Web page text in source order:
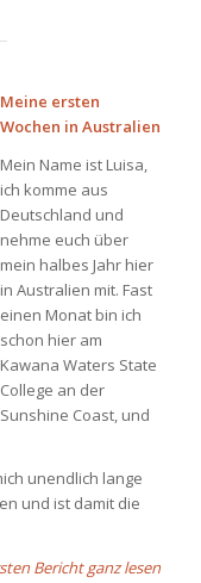
Meine ersten
Wochen in Australien
Mein Name ist Luisa,
ich komme aus
Deutschland und
nehme euch über
mein halbes Jahr hier
in Australien mit. Fast
einen Monat bin ich
schon hier am
Kawana Waters State
College an der
Sunshine Coast, und
unendlich lange
und ist damit die
Bericht ganz lesen